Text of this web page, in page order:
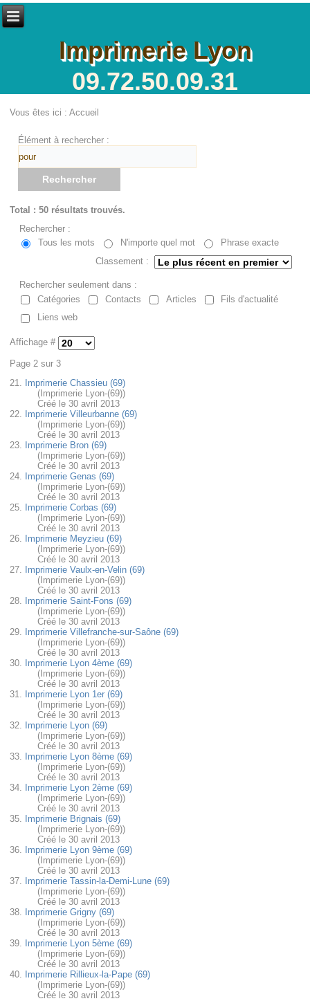
Imprimerie Lyon
09.72.50.09.31
Vous êtes ici :Accueil
Élément à rechercher :
Rechercher
Total : 50 résultats trouvés.
Rechercher :
Tous les mots
N'importe quel mot
Phrase exacte
Classement :
Rechercher seulement dans :
Catégories
Contacts Articles
Fils d'actualité
Liens web
Affichage #
Page 2 sur 3
21. Imprimerie Chassieu (69)
(Imprimerie Lyon-(69))
Créé le 30 avril 2013
22. Imprimerie Villeurbanne (69)
(Imprimerie Lyon-(69))
Créé le 30 avril 2013
23. Imprimerie Bron (69)
(Imprimerie Lyon-(69))
Créé le 30 avril 2013
24. Imprimerie Genas (69)
(Imprimerie Lyon-(69))
Créé le 30 avril 2013
25. Imprimerie Corbas (69)
(Imprimerie Lyon-(69))
Créé le 30 avril 2013
26. Imprimerie Meyzieu (69)
(Imprimerie Lyon-(69))
Créé le 30 avril 2013
27. Imprimerie Vaulx-en-Velin (69)
(Imprimerie Lyon-(69))
Créé le 30 avril 2013
28. Imprimerie Saint-Fons (69)
(Imprimerie Lyon-(69))
Créé le 30 avril 2013
29. Imprimerie Villefranche-sur-Saône (69)
(Imprimerie Lyon-(69))
Créé le 30 avril 2013
30. Imprimerie Lyon 4ème (69)
(Imprimerie Lyon-(69))
Créé le 30 avril 2013
31. Imprimerie Lyon 1er (69)
(Imprimerie Lyon-(69))
Créé le 30 avril 2013
32. Imprimerie Lyon (69)
(Imprimerie Lyon-(69))
Créé le 30 avril 2013
33. Imprimerie Lyon 8ème (69)
(Imprimerie Lyon-(69))
Créé le 30 avril 2013
34. Imprimerie Lyon 2ème (69)
(Imprimerie Lyon-(69))
Créé le 30 avril 2013
35. Imprimerie Brignais (69)
(Imprimerie Lyon-(69))
Créé le 30 avril 2013
36. Imprimerie Lyon 9ème (69)
(Imprimerie Lyon-(69))
Créé le 30 avril 2013
37. Imprimerie Tassin-la-Demi-Lune (69)
(Imprimerie Lyon-(69))
Créé le 30 avril 2013
38. Imprimerie Grigny (69)
(Imprimerie Lyon-(69))
Créé le 30 avril 2013
39. Imprimerie Lyon 5ème (69)
(Imprimerie Lyon-(69))
Créé le 30 avril 2013
40. Imprimerie Rillieux-la-Pape (69)
(Imprimerie Lyon-(69))
Créé le 30 avril 2013